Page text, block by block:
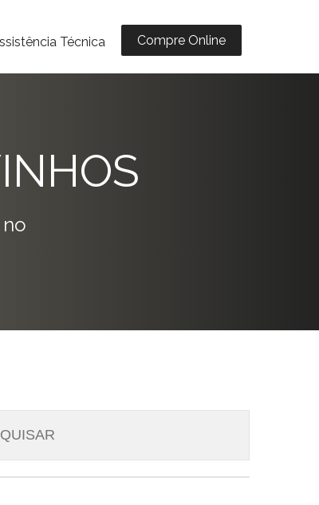
Técnica Compre Online